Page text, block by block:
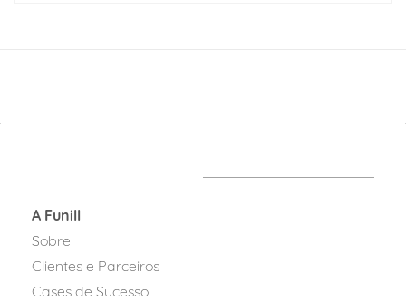
A Funill
Sobre
Clientes e Parceiros
Cases de Sucesso